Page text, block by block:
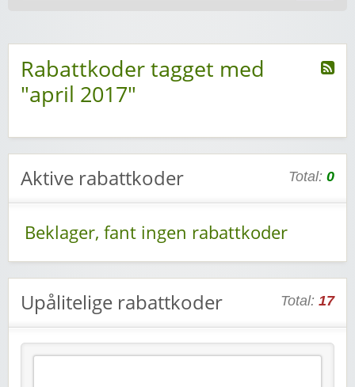
Rabattkoder tagget med
"april 2017"
Aktive rabattkoder Total: 0
Beklager, fant ingen rabattkoder
Upålitelige rabattkoder Total: 17